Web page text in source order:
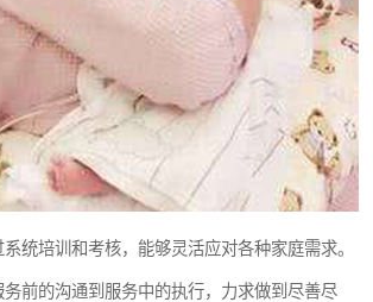
统培训和考核，能够灵活应对各种家庭需求。
前的沟通到服务中的执行，力求做到尽善尽